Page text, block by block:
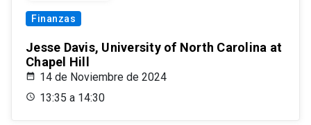
Finanzas
Jesse Davis, University of North Carolina at
Chapel Hill
14 de Noviembre de 2024
13:35 a 14:30